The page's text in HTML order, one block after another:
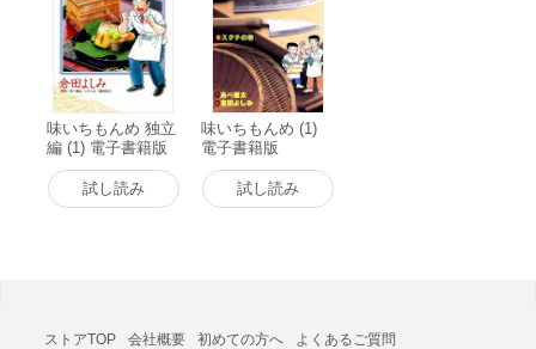
味いちもんめ 独立
編 (1) 電子書籍版
試し読み
味いちもんめ (1)
電子書籍版
試し読み
ストアTOP 会社概要 初めての方へ
よくあるご質問